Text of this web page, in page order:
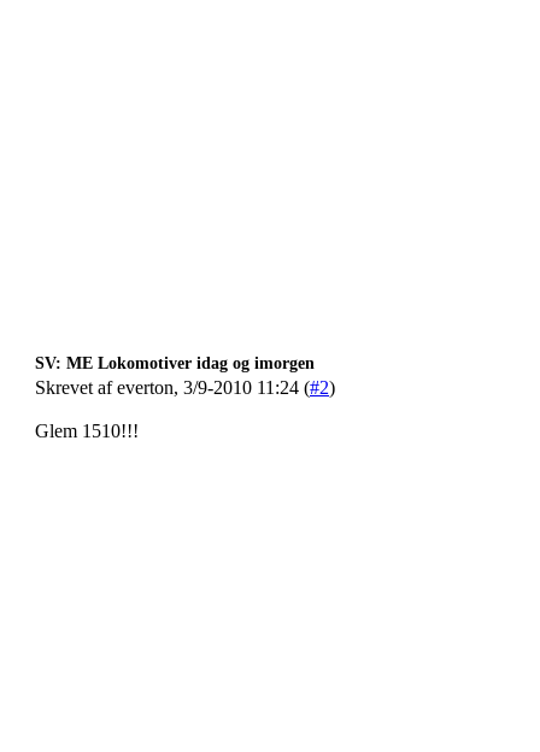
SV: ME Lokomotiver idag og imorgen
Skrevet af everton, 3/9-2010 11:24 (#2)
Glem 1510!!!